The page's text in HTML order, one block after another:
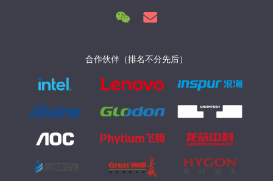
合作伙伴（排名不分先后）